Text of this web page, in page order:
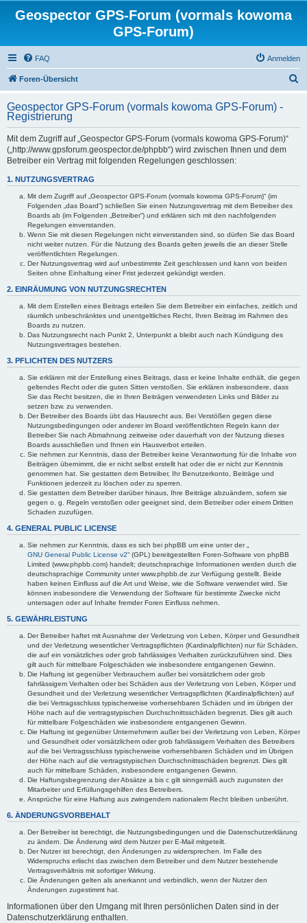
Geospector GPS-Forum (vormals kowoma
GPS-Forum)
FAQ Anmelden
Foren-Übersicht
h
Geospector GPS-Forum (vormals kowoma GPS-Forum) -
Registrierung
Mit dem Zugriff auf „Geospector GPS-Forum (vormals kowoma GPS-Forum)“
(„http://www.gpsforum.geospector.de/phpbb“) wird zwischen Ihnen und dem
Betreiber ein Vertrag mit folgenden Regelungen geschlossen:
1. NUTZUNGSVERTRAG
Mit dem Zugriff auf „Geospector GPS-Forum (vormals kowoma GPS-Forum)“ (im
Folgenden „das Board“) schließen Sie einen Nutzungsvertrag mit dem Betreiber des
Boards ab (im Folgenden „Betreiber“) und erklären sich mit den nachfolgenden
Regelungen einverstanden.
Wenn Sie mit diesen Regelungen nicht einverstanden sind, so dürfen Sie das Board
nicht weiter nutzen. Für die Nutzung des Boards gelten jeweils die an dieser Stelle
veröffentlichten Regelungen.
Der Nutzungsvertrag wird auf unbestimmte Zeit geschlossen und kann von beiden
Seiten ohne Einhaltung einer Frist jederzeit gekündigt werden.
2. EINRÄUMUNG VON NUTZUNGSRECHTEN
Mit dem Erstellen eines Beitrags erteilen Sie dem Betreiber ein einfaches, zeitlich und
räumlich unbeschränktes und unentgeltliches Recht, Ihren Beitrag im Rahmen des
Boards zu nutzen.
Das Nutzungsrecht nach Punkt 2, Unterpunkt a bleibt auch nach Kündigung des
Nutzungsvertrages bestehen.
3. PFLICHTEN DES NUTZERS
Sie erklären mit der Erstellung eines Beitrags, dass er keine Inhalte enthält, die gegen
geltendes Recht oder die guten Sitten verstoßen. Sie erklären insbesondere, dass
Sie das Recht besitzen, die in Ihren Beiträgen verwendeten Links und Bilder zu
setzen bzw. zu verwenden.
Der Betreiber des Boards übt das Hausrecht aus. Bei Verstößen gegen diese
Nutzungsbedingungen oder anderer im Board veröffentlichten Regeln kann der
Betreiber Sie nach Abmahnung zeitweise oder dauerhaft von der Nutzung dieses
Boards ausschließen und Ihnen ein Hausverbot erteilen.
Sie nehmen zur Kenntnis, dass der Betreiber keine Verantwortung für die Inhalte von
Beiträgen übernimmt, die er nicht selbst erstellt hat oder die er nicht zur Kenntnis
genommen hat. Sie gestatten dem Betreiber, Ihr Benutzerkonto, Beiträge und
Funktionen jederzeit zu löschen oder zu sperren.
Sie gestatten dem Betreiber darüber hinaus, Ihre Beiträge abzuändern, sofern sie
gegen o. g. Regeln verstoßen oder geeignet sind, dem Betreiber oder einem Dritten
Schaden zuzufügen.
4. GENERAL PUBLIC LICENSE
Sie nehmen zur Kenntnis, dass es sich bei phpBB um eine unter der „
GNU General Public License v2“ (GPL) bereitgestellten Foren-Software von phpBB
Limited (www.phpbb.com) handelt; deutschsprachige Informationen werden durch die
deutschsprachige Community unter www.phpbb.de zur Verfügung gestellt. Beide
haben keinen Einfluss auf die Art und Weise, wie die Software verwendet wird. Sie
können insbesondere die Verwendung der Software für bestimmte Zwecke nicht
untersagen oder auf Inhalte fremder Foren Einfluss nehmen.
5. GEWÄHRLEISTUNG
Der Betreiber haftet mit Ausnahme der Verletzung von Leben, Körper und Gesundheit
und der Verletzung wesentlicher Vertragspflichten (Kardinalpflichten) nur für Schäden,
die auf ein vorsätzliches oder grob fahrlässiges Verhalten zurückzuführen sind. Dies
gilt auch für mittelbare Folgeschäden wie insbesondere entgangenen Gewinn.
Die Haftung ist gegenüber Verbrauchern außer bei vorsätzlichem oder grob
fahrlässigem Verhalten oder bei Schäden aus der Verletzung von Leben, Körper und
Gesundheit und der Verletzung wesentlicher Vertragspflichten (Kardinalpflichten) auf
die bei Vertragsschluss typischerweise vorhersehbaren Schäden und im übrigen der
Höhe nach auf die vertragstypischen Durchschnittsschäden begrenzt. Dies gilt auch
für mittelbare Folgeschäden wie insbesondere entgangenen Gewinn.
Die Haftung ist gegenüber Unternehmern außer bei der Verletzung von Leben, Körper
und Gesundheit oder vorsätzlichem oder grob fahrlässigem Verhalten des Betreibers
auf die bei Vertragsschluss typischerweise vorhersehbaren Schäden und im Übrigen
der Höhe nach auf die vertragstypischen Durchschnittsschäden begrenzt. Dies gilt
auch für mittelbare Schäden, insbesondere entgangenen Gewinn.
Die Haftungsbegrenzung der Absätze a bis c gilt sinngemäß auch zugunsten der
Mitarbeiter und Erfüllungsgehilfen des Betreibers.
Ansprüche für eine Haftung aus zwingendem nationalem Recht bleiben unberührt.
6. ÄNDERUNGSVORBEHALT
Der Betreiber ist berechtigt, die Nutzungsbedingungen und die Datenschutzerklärung
zu ändern. Die Änderung wird dem Nutzer per E-Mail mitgeteilt.
Der Nutzer ist berechtigt, den Änderungen zu widersprechen. Im Falle des
Widerspruchs erlischt das zwischen dem Betreiber und dem Nutzer bestehende
Vertragsverhältnis mit sofortiger Wirkung.
Die Änderungen gelten als anerkannt und verbindlich, wenn der Nutzer den
Änderungen zugestimmt hat.
Informationen über den Umgang mit Ihren persönlichen Daten sind in der
Datenschutzerklärung enthalten.